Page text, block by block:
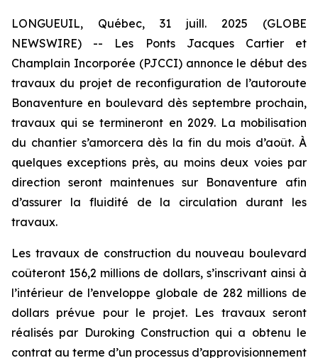
LONGUEUIL, Québec, 31 juill. 2025 (GLOBE
NEWSWIRE) -- Les Ponts Jacques Cartier et
Champlain Incorporée (PJCCI) annonce le début des
travaux du projet de reconfiguration de l’autoroute
Bonaventure en boulevard dès septembre prochain,
travaux qui se termineront en 2029. La mobilisation
du chantier s’amorcera dès la fin du mois d’août. À
quelques exceptions près, au moins deux voies par
direction seront maintenues sur Bonaventure afin
d’assurer la fluidité de la circulation durant les
travaux.
Les travaux de construction du nouveau boulevard
coûteront 156,2 millions de dollars, s’inscrivant ainsi à
l’intérieur de l’enveloppe globale de 282 millions de
dollars prévue pour le projet. Les travaux seront
réalisés par Duroking Construction qui a obtenu le
contrat au terme d’un processus d’approvisionnement